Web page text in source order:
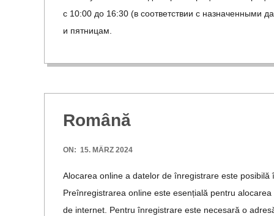
с 10:00 до 16:30 (в соответствии с назначенными
и пятницам.
Română
2024-
ON: 15. MÄRZ 2024
Alo­carea online a datelor de înre­gis­trare este
Preîn­re­gis­trarea online este esenți­ală pen­tru
de inter­net. Pen­tru înre­gis­trare este nece­s­ară o